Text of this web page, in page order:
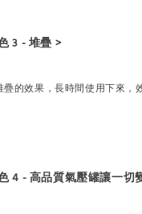
3 - 堆疊 >
的效果，長時間使用下來，
4 - 高品質氣壓罐讓一切